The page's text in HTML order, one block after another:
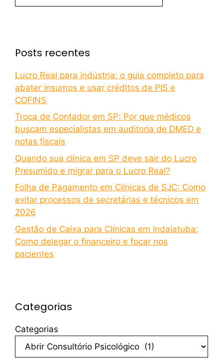
Posts recentes
Lucro Real para indústria: o guia completo para
abater insumos e usar créditos de PIS e
COFINS
Troca de Contador em SP: Por que médicos
buscam especialistas em auditoria de DMED e
notas fiscais
Quando sua clínica em SP deve sair do Lucro
Presumido e migrar para o Lucro Real?
Folha de Pagamento em Clínicas de SJC: Como
evitar processos de secretárias e técnicos em
2026
Gestão de Caixa para Clínicas em Indaiatuba:
Como delegar o financeiro e focar nos
pacientes
Categorias
Categorias